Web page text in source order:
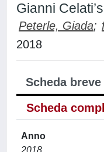
Gianni
Peterle, Giada;
2018
Scheda breve
Scheda
Anno
2018